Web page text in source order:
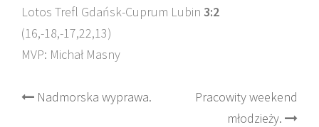
Lotos Trefl Gdańsk-Cuprum Lubin 3:2
(16,-18,-17,22,13)
MVP: Michał Masny
Post
Nadmorska wyprawa.
Pracowity weekend
młodzieży.